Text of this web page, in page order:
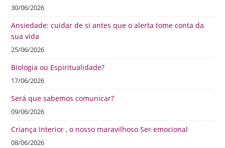
30/06/2026
Ansiedade: cuidar de si antes que o alerta tome conta da
sua vida
25/06/2026
Biologia ou Espiritualidade?
17/06/2026
Será que sabemos comunicar?
09/06/2026
Criança Interior , o nosso maravilhoso Ser emocional
08/06/2026